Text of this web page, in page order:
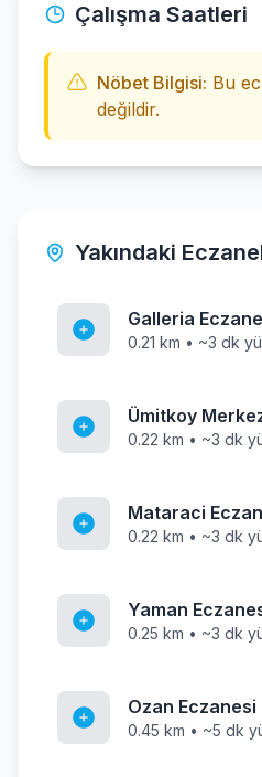
Çalışma Saatleri
Nöbet Bilgisi: Bu
değildir.
Yakındaki
Galleria
0.21 km • ~3 dk
Ümitkoy
0.22 km • ~3 dk
Mataraci
0.22 km • ~3 dk
Yaman
0.25 km • ~3 dk
Ozan Eczanesi
0.45 km • ~5 dk